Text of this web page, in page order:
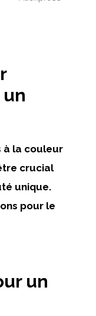
à la couleur
crucial
unique.
pour le
un